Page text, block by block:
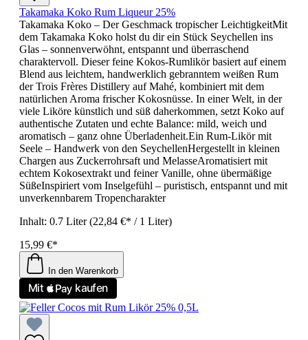
Takamaka Koko Rum Liqueur 25%
Takamaka Koko – Der Geschmack tropischer LeichtigkeitMit
dem Takamaka Koko holst du dir ein Stück Seychellen ins
Glas – sonnenverwöhnt, entspannt und überraschend
charaktervoll. Dieser feine Kokos-Rumlikör basiert auf einem
Blend aus leichtem, handwerklich gebranntem weißen Rum
der Trois Frères Distillery auf Mahé, kombiniert mit dem
natürlichen Aroma frischer Kokosnüsse. In einer Welt, in der
viele Liköre künstlich und süß daherkommen, setzt Koko auf
authentische Zutaten und echte Balance: mild, weich und
aromatisch – ganz ohne Überladenheit.Ein Rum-Likör mit
Seele – Handwerk von den SeychellenHergestellt in kleinen
Chargen aus Zuckerrohrsaft und MelasseAromatisiert mit
echtem Kokosextrakt und feiner Vanille, ohne übermäßige
SüßeInspiriert vom Inselgefühl – puristisch, entspannt und mit
unverkennbarem Tropencharakter
Inhalt: 0.7 Liter(22,84 €* / 1 Liter)
15,99 €*
In den Warenkorb